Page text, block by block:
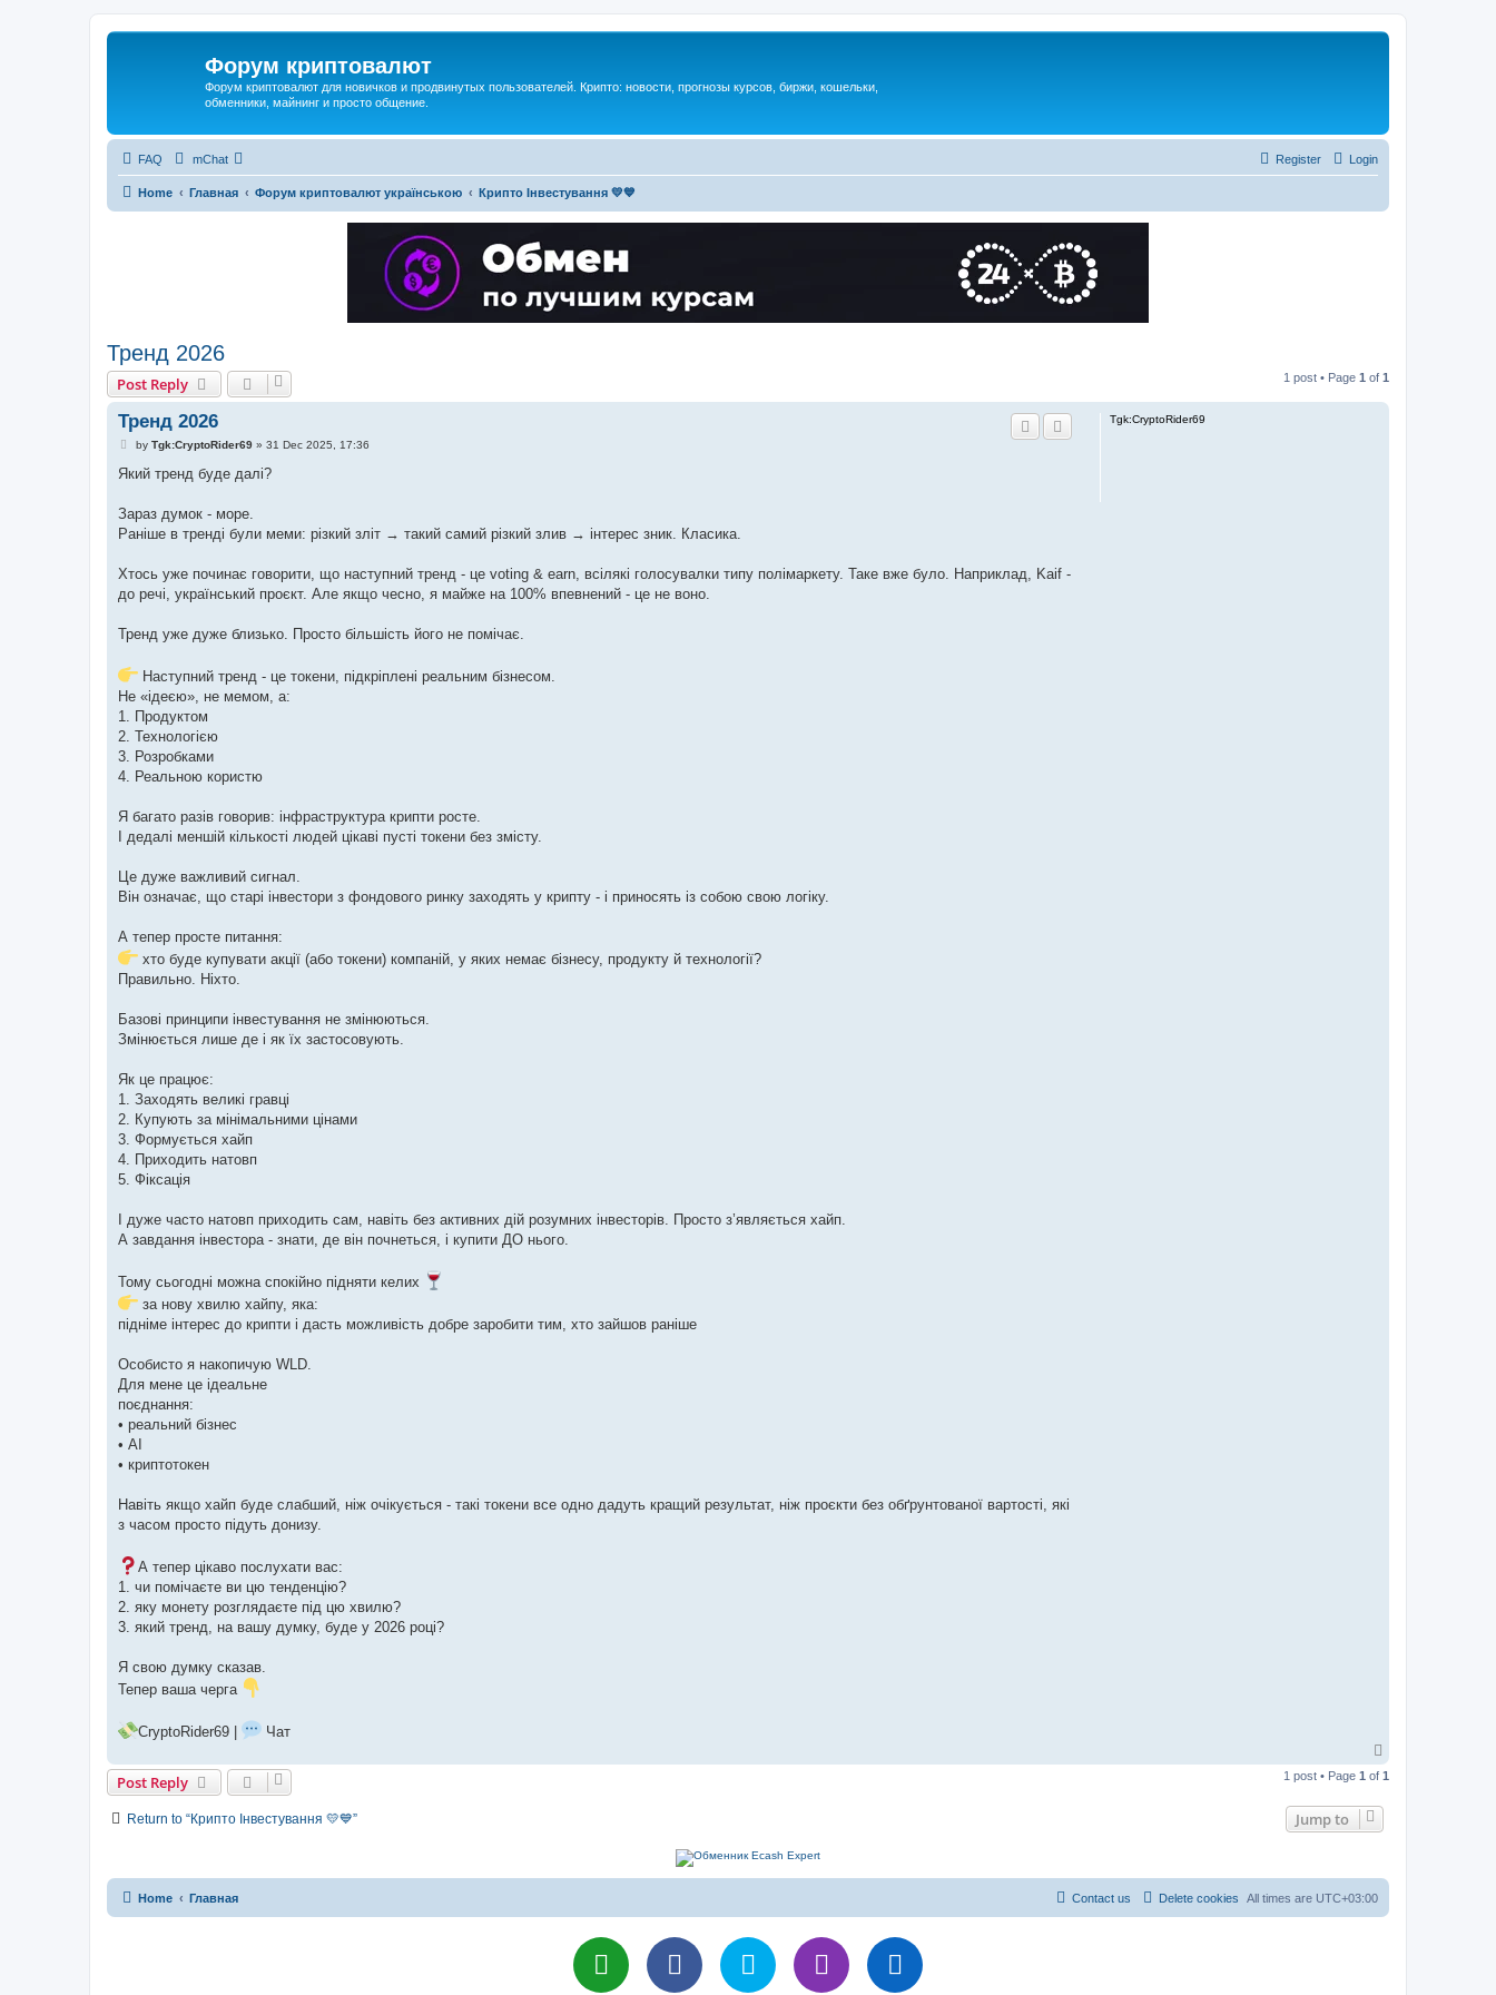
Форум криптовалют
Форум криптовалют для новичков и продвинутых пользователей. Крипто: новости, прогнозы курсов, биржи, кошельки,
обменники, майнинг и просто общение.
FAQ mChat Login
Register
Home Главная Форум криптовалют українською Крипто Інвестування 💛💙
Тренд 2026
Post Reply 1 post • Page 1 of 1
Tgk:CryptoRider69
Тренд 2026
P
s
by Tgk:CryptoRider69» 31 Dec 2025, 17:36
Який тренд буде далі?
Зараз думок - море.
Раніше в тренді були меми: різкий зліт → такий самий різкий злив → інтерес зник. Класика.
Хтось уже починає говорити, що наступний тренд - це voting & earn, всілякі голосувалки типу полімаркету. Таке вже було. Наприклад, Kaif -
до речі, український проєкт. Але якщо чесно, я майже на 100% впевнений - це не воно.
Тренд уже дуже близько. Просто більшість його не помічає.
Наступний тренд - це токени, підкріплені реальним бізнесом.
Не «ідеєю», не мемом, а:
1. Продуктом
2. Технологією
3. Розробками
4. Реальною користю
Я багато разів говорив: інфраструктура крипти росте.
І дедалі меншій кількості людей цікаві пусті токени без змісту.
Це дуже важливий сигнал.
Він означає, що старі інвестори з фондового ринку заходять у крипту - і приносять із собою свою логіку.
А тепер просте питання:
хто буде купувати акції (або токени) компаній, у яких немає бізнесу, продукту й технології?
Правильно. Ніхто.
Базові принципи інвестування не змінюються.
Змінюється лише де і як їх застосовують.
Як це працює:
1. Заходять великі гравці
2. Купують за мінімальними цінами
3. Формується хайп
4. Приходить натовп
5. Фіксація
І дуже часто натовп приходить сам, навіть без активних дій розумних інвесторів. Просто з’являється хайп.
А завдання інвестора - знати, де він почнеться, і купити ДО нього.
Тому сьогодні можна спокійно підняти келих
за нову хвилю хайпу, яка:
підніме інтерес до крипти і дасть можливість добре заробити тим, хто зайшов раніше
Особисто я накопичую WLD.
Для мене це ідеальне
поєднання:
• реальний бізнес
• AI
• криптотокен
Навіть якщо хайп буде слабший, ніж очікується - такі токени все одно дадуть кращий результат, ніж проєкти без обґрунтованої вартості, які
з часом просто підуть донизу.
А тепер цікаво послухати вас:
1. чи помічаєте ви цю тенденцію?
2. яку монету розглядаєте під цю хвилю?
3. який тренд, на вашу думку, буде у 2026 році?
Я свою думку сказав.
Тепер ваша черга
CryptoRider69 | Чат
p
Post Reply 1 post • Page 1 of 1
Return to “Крипто Інвестування 💛💙” Jump to
Home Главная All times are UTC+03:00
Delete cookies
Contact us